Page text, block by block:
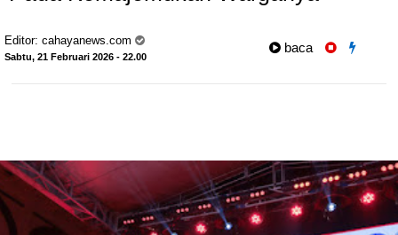
Editor: cahayanews.com
Sabtu, 21 Februari 2026 - 22.00
baca